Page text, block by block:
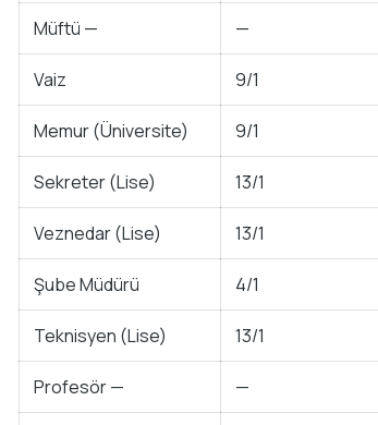
Müftü — —
Vaiz 9/1
Memur (Üniversite) 9/1
Sekreter (Lise) 13/1
Veznedar (Lise) 13/1
Şube Müdürü 4/1
Teknisyen (Lise) 13/1
Profesör — —